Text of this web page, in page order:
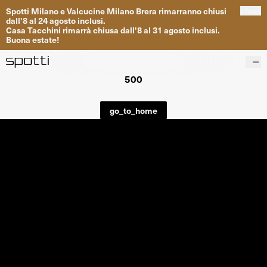
Spotti MilanoeValcucine Milano Brera rimarrannochiusi
dall'8al 24agosto inclusi.
Casa Tacchini rimarrà chiusa dall'8al 31 agosto inclusi.
Buona estate!
Progetti
500
go_to_home